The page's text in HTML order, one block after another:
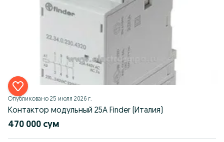
Опубликовано 25 июля 2026 г.
Контактор модульный 25А Finder (Италия)
470 000 сум